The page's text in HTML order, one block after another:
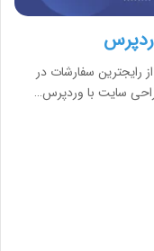
سفارشات در
سایت با وردپرس…